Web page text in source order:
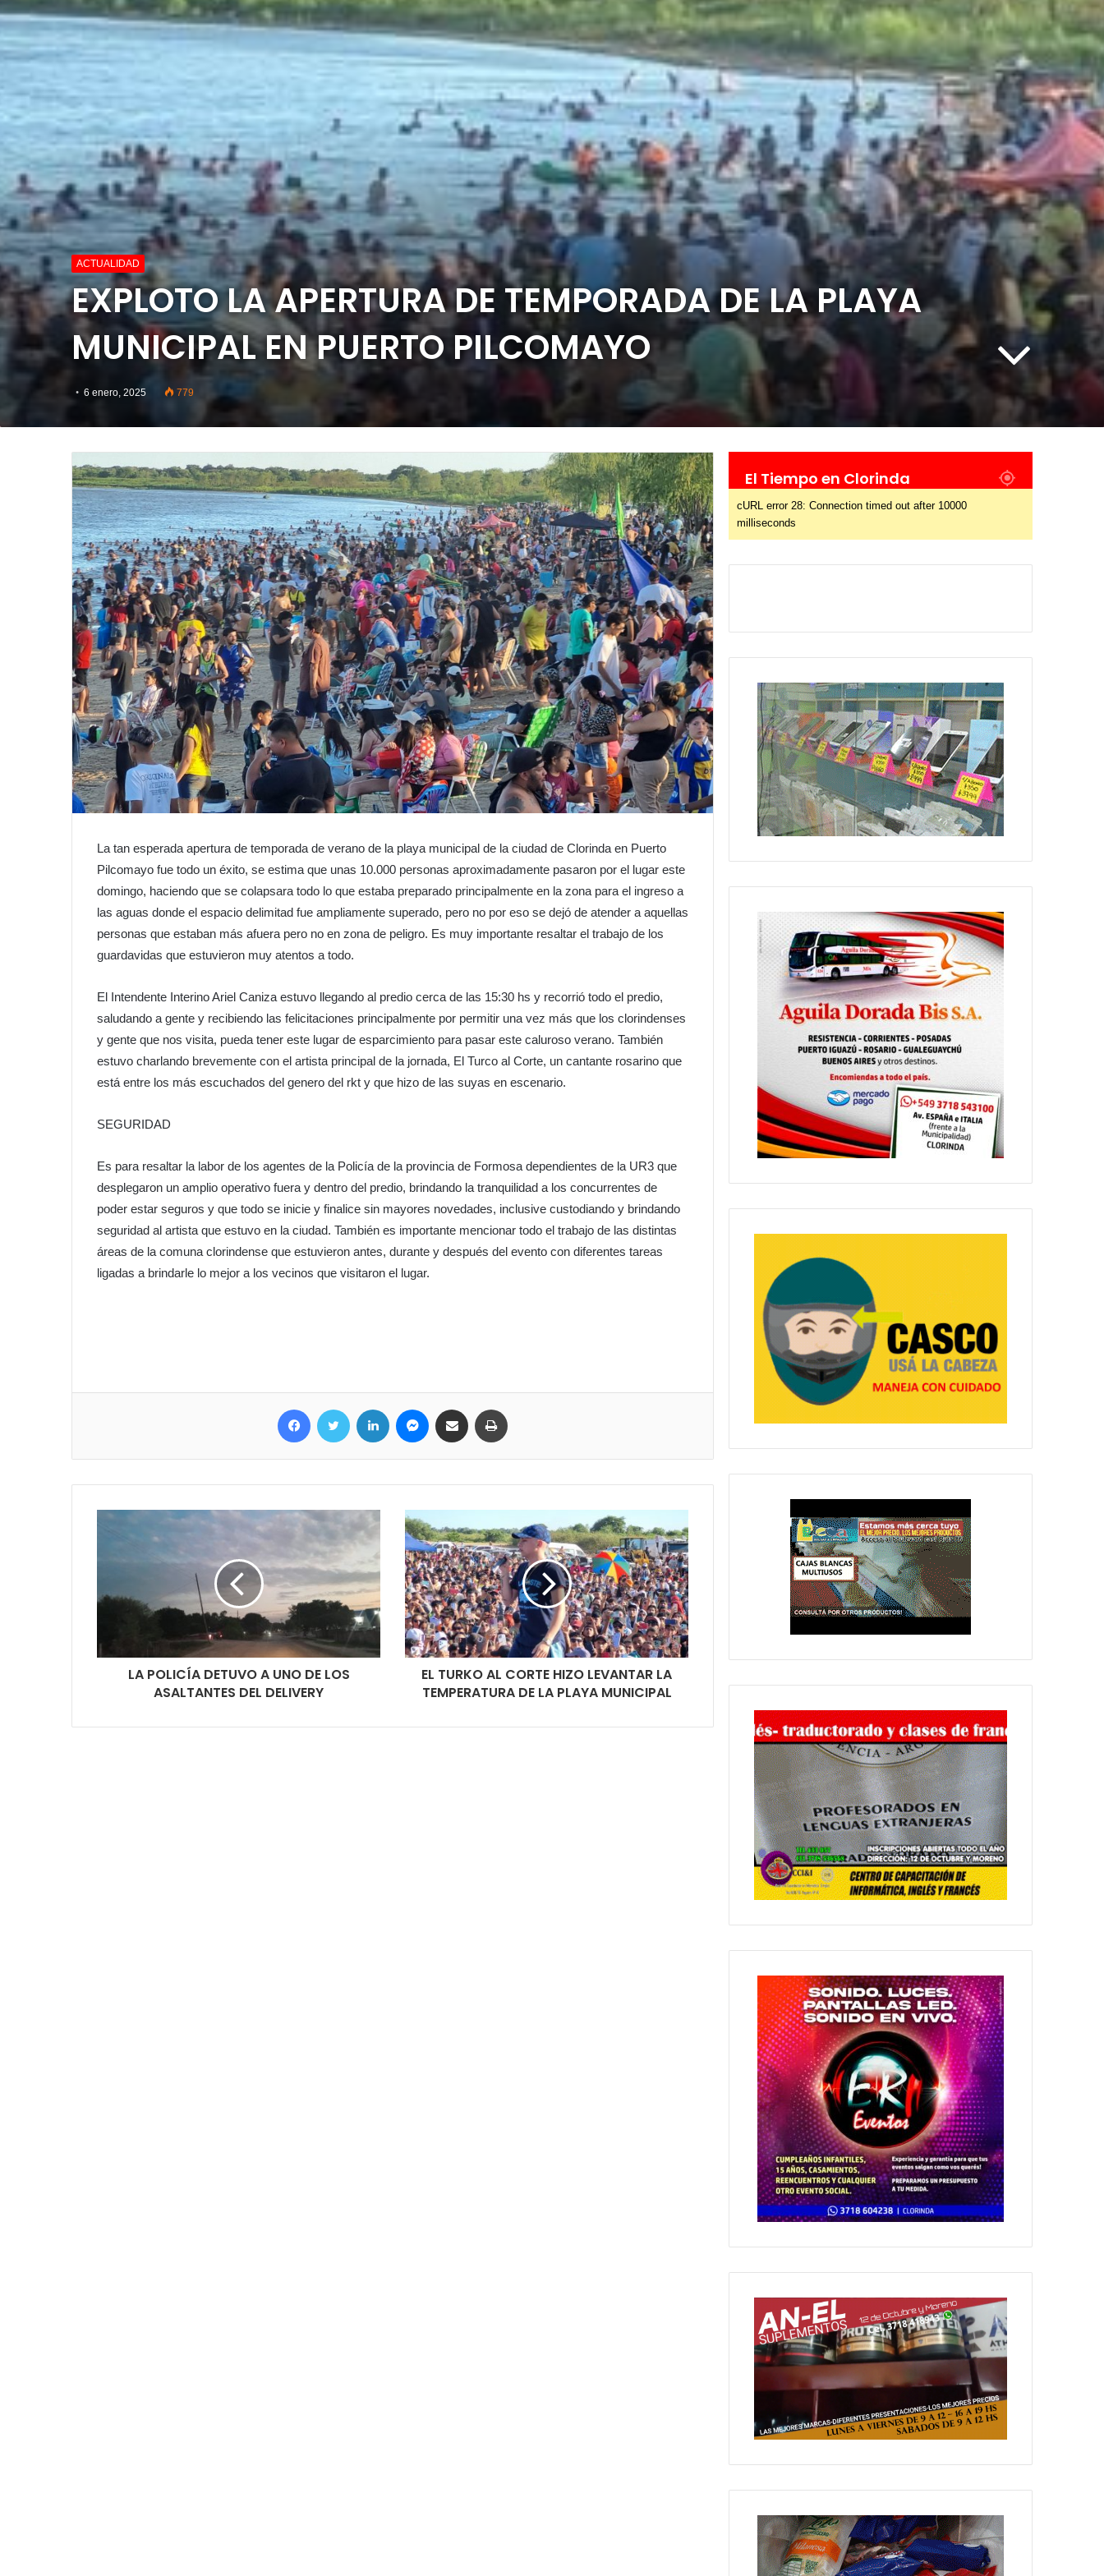
ACTUALIDAD
EXPLOTO LA APERTURA DE TEMPORADA DE LA PLAYA
MUNICIPAL EN PUERTO PILCOMAYO
6 enero, 2025 779
La tan esperada apertura de temporada de verano de la playa municipal de la ciudad de Clorinda en Puerto
Pilcomayo fue todo un éxito, se estima que unas 10.000 personas aproximadamente pasaron por el lugar este
domingo, haciendo que se colapsara todo lo que estaba preparado principalmente en la zona para el ingreso a
las aguas donde el espacio delimitad fue ampliamente superado, pero no por eso se dejó de atender a aquellas
personas que estaban más afuera pero no en zona de peligro. Es muy importante resaltar el trabajo de los
guardavidas que estuvieron muy atentos a todo.
El Intendente Interino Ariel Caniza estuvo llegando al predio cerca de las 15:30 hs y recorrió todo el predio,
saludando a gente y recibiendo las felicitaciones principalmente por permitir una vez más que los clorindenses
y gente que nos visita, pueda tener este lugar de esparcimiento para pasar este caluroso verano. También
estuvo charlando brevemente con el artista principal de la jornada, El Turco al Corte, un cantante rosarino que
está entre los más escuchados del genero del rkt y que hizo de las suyas en escenario.
SEGURIDAD
Es para resaltar la labor de los agentes de la Policía de la provincia de Formosa dependientes de la UR3 que
desplegaron un amplio operativo fuera y dentro del predio, brindando la tranquilidad a los concurrentes de
poder estar seguros y que todo se inicie y finalice sin mayores novedades, inclusive custodiando y brindando
seguridad al artista que estuvo en la ciudad. También es importante mencionar todo el trabajo de las distintas
áreas de la comuna clorindense que estuvieron antes, durante y después del evento con diferentes tareas
ligadas a brindarle lo mejor a los vecinos que visitaron el lugar.
LA POLICÍA DETUVO A UNO DE LOS
ASALTANTES DEL DELIVERY
EL TURKO AL CORTE HIZO LEVANTAR LA
TEMPERATURA DE LA PLAYA MUNICIPAL
El Tiempo en Clorinda
cURL error 28: Connection timed out after 10000
milliseconds